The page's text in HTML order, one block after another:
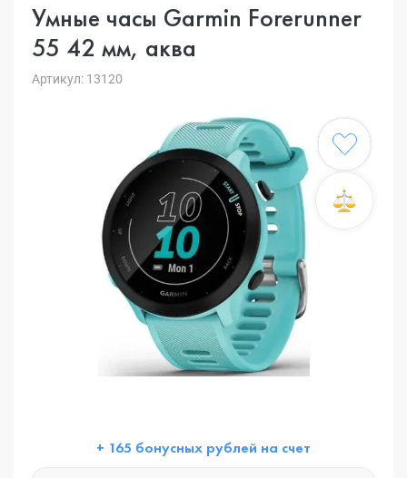
Умные часы Garmin Forerunner
55 42 мм, аква
Артикул: 13120
+ 165 бонусных рублей на счет